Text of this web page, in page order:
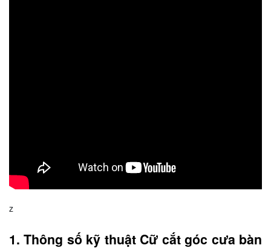
z
1. Thông số kỹ thuật Cữ cắt góc cưa bàn